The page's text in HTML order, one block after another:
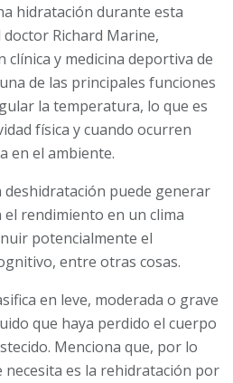
hidratación durante esta
doctor Richard Marine,
y medicina deportiva de
de las principales funciones
la temperatura, lo que es
física y cuando ocurren
en el ambiente.
deshidratación puede generar
rendimiento en un clima
potencialmente el
entre otras cosas.
en leve, moderada o grave
que haya perdido el cuerpo
Menciona que, por lo
necesita es la rehidratación por